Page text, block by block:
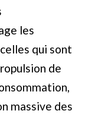
les
qui sont
de
massive des